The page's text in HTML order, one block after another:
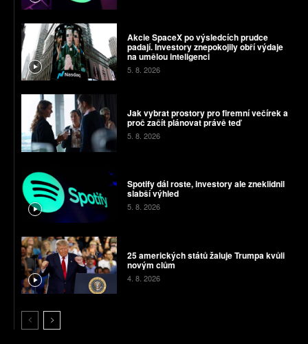
Akcie SpaceX po výsledcích prudce
padají. Investory znepokojily obří výdaje
na umělou inteligenci
5. 8. 2026
Jak vybrat prostory pro firemní večírek a
proč začít plánovat právě teď
5. 8. 2026
Spotify dál roste, investory ale zneklidnil
slabší výhled
5. 8. 2026
25 amerických států žaluje Trumpa kvůli
novým clům
4. 8. 2026